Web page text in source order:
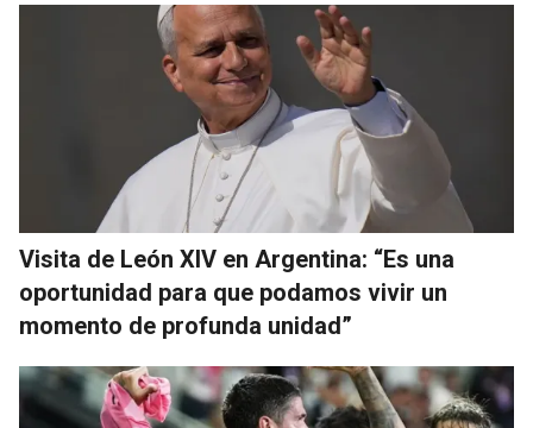
Visita de León XIV en Argentina: “Es una
oportunidad para que podamos vivir un
momento de profunda unidad”